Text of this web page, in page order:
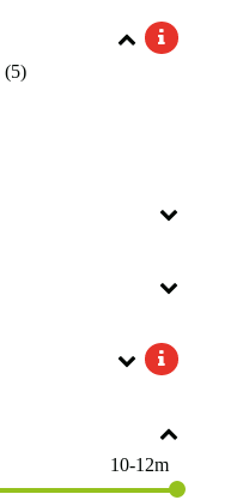
(5)
10-12m